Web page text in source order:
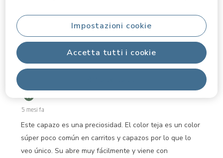
Accetta tutti i cookie
Impostazioni cookie
25
recensioni.
1– 3 di 25 recensioni
Capazo comodísimo para pasear a tu bebé
5 mesi fa
Este capazo es una preciosidad. El color teja es un color
súper poco común en carritos y capazos por lo que lo
veo único. Su abre muy fácilmente y viene con